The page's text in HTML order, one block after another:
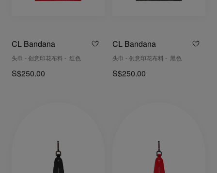
CL Bandana
头巾 - 创意印花布料 - 红色
S$250.00
CL Bandana
头巾 - 创意印花布料 - 黑色
S$250.00